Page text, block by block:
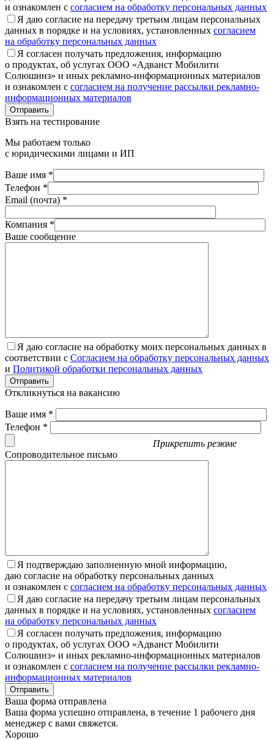
и ознакомлен с согласием на обработку персональных данных
Я даю согласие на передачу третьим лицам персональных
данных в порядке и на условиях, установленных согласием
на обработку персональных данных
Я согласен получать предложения, информацию
о продуктах, об услугах ООО «Адванст Мобилити
Солюшинз» и иных рекламно-информационных материалов
и ознакомлен с согласием на получение рассылки рекламно-
информационных материалов
Отправить
Взять на тестирование
Мы работаем только
с юридическими лицами и ИП
Ваше имя *
Телефон *
Email (почта) *
Компания *
Ваше сообщение
Я даю согласие на обработку моих персональных данных в
соответствии с Согласием на обработку персональных данных
и Политикой обработки персональных данных
Отправить
Откликнуться на вакансию
Ваше имя *
Телефон *
Прикрепить резюме
Сопроводительное письмо
Я подтверждаю заполненную мной информацию,
даю согласие на обработку персональных данных
и ознакомлен с согласием на обработку персональных данных
Я даю согласие на передачу третьим лицам персональных
данных в порядке и на условиях, установленных согласием
на обработку персональных данных
Я согласен получать предложения, информацию
о продуктах, об услугах ООО «Адванст Мобилити
Солюшинз» и иных рекламно-информационных материалов
и ознакомлен с согласием на получение рассылки рекламно-
информационных материалов
Отправить
Ваша форма отправлена
Ваша форма успешно отправлена, в течение 1 рабочего дня
менеджер с вами свяжется.
Хорошо